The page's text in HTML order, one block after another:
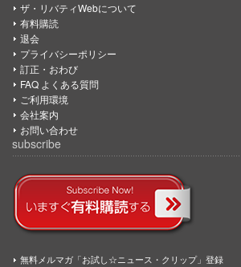
ザ・リバティWebについて
有料購読
退会
プライバシーポリシー
訂正・おわび
FAQ よくある質問
ご利用環境
会社案内
お問い合わせ
subscribe
無料メルマガ「お試し☆ニュース・クリップ」登録